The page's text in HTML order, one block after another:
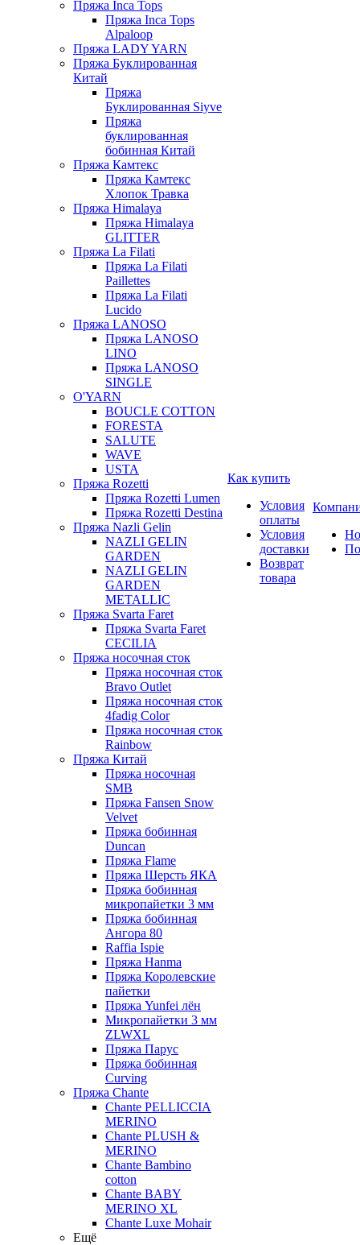
Пряжа Inca Tops
Пряжа Inca Tops
Alpaloop
Пряжа LADY YARN
Пряжа Буклированная
Китай
Пряжа
Буклированная Siyve
Пряжа
буклированная
бобинная Китай
Пряжа Камтекс
Пряжа Камтекс
Хлопок Травка
Пряжа Himalaya
Пряжа Himalaya
GLITTER
Пряжа La Filati
Пряжа La Filati
Paillettes
Пряжа La Filati
Lucido
Пряжа LANOSO
Пряжа LANOSO
LINO
Пряжа LANOSO
SINGLE
O'YARN
BOUCLE COTTON
FORESTA
SALUTE
WAVE
USTA
Пряжа Rozetti
Пряжа Rozetti Lumen
Пряжа Rozetti Destina
Пряжа Nazli Gelin
NAZLI GELIN
GARDEN
NAZLI GELIN
GARDEN
METALLIC
Пряжа Svarta Faret
Пряжа Svarta Faret
CECILIA
Пряжа носочная сток
Пряжа носочная сток
Bravo Outlet
Пряжа носочная сток
4fadig Color
Пряжа носочная сток
Rainbow
Пряжа Китай
Пряжа носочная
SMB
Пряжа Fansen Snow
Velvet
Пряжа бобинная
Duncan
Пряжа Flame
Пряжа Шерсть ЯКА
Пряжа бобинная
микропайетки 3 мм
Пряжа бобинная
Ангора 80
Raffia Ispie
Пряжа Hanma
Пряжа Королевские
пайетки
Пряжа Yunfei лён
Микропайетки 3 мм
ZLWXL
Пряжа Парус
Пряжа бобинная
Curving
Пряжа Chante
Chante PELLICCIA
MERINO
Chante PLUSH &
MERINO
Chante Bambino
cotton
Chante BABY
MERINO XL
Chante Luxe Mohair
Ещё
Как купить
Условия
оплаты
Условия
доставки
Возврат
товара